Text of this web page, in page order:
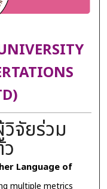
วิจัยร่วม
Language of
multiple metrics